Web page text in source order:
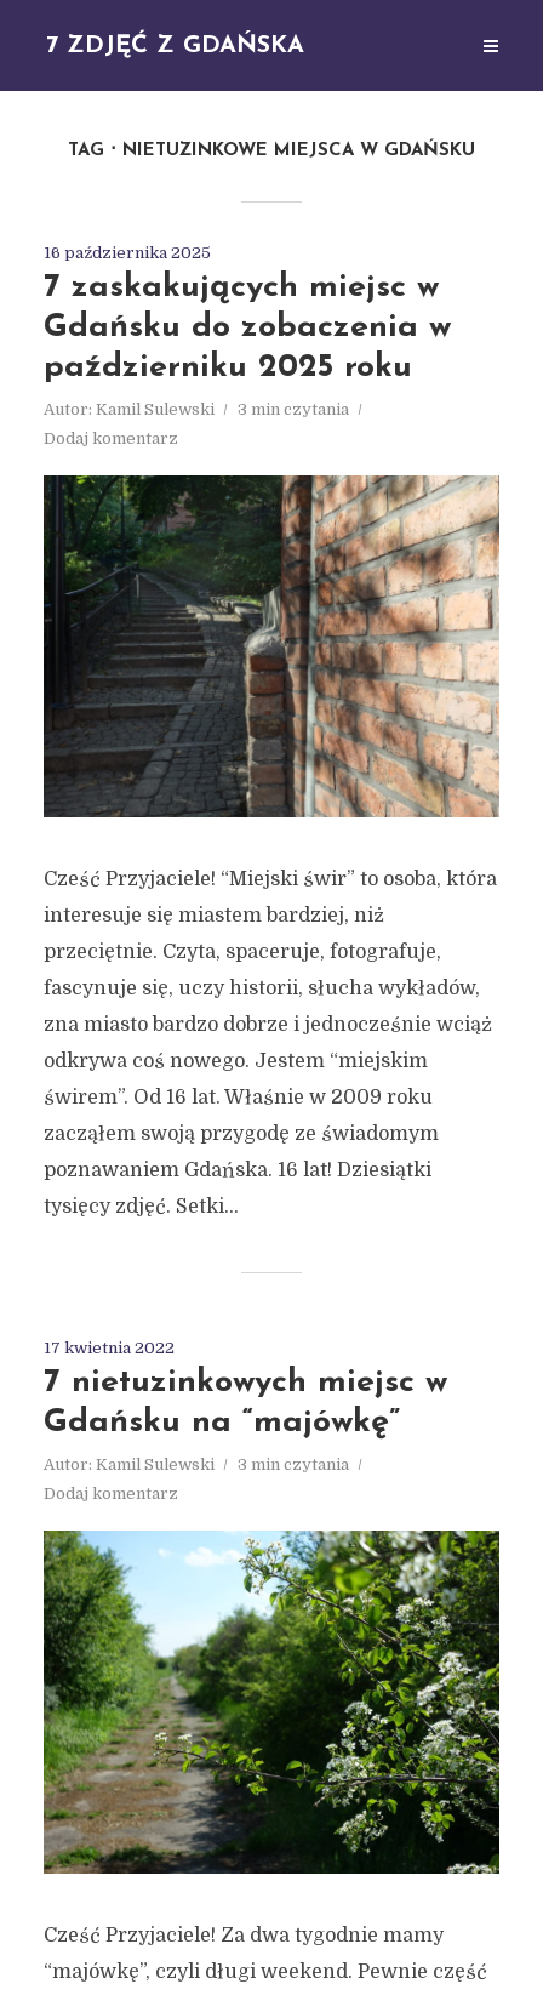
7 ZDJĘĆ Z GDAŃSKA
TAG NIETUZINKOWE MIEJSCA W GDAŃSKU
16 października 2025
7 zaskakujących miejsc w
Gdańsku do zobaczenia w
październiku 2025 roku
Autor: Kamil Sulewski
3 min czytania
Dodaj komentarz
Cześć Przyjaciele! “Miejski świr” to osoba, która
interesuje się miastem bardziej, niż
przeciętnie. Czyta, spaceruje, fotografuje,
fascynuje się, uczy historii, słucha wykładów,
zna miasto bardzo dobrze i jednocześnie wciąż
odkrywa coś nowego. Jestem “miejskim
świrem”. Od 16 lat. Właśnie w 2009 roku
zacząłem swoją przygodę ze świadomym
poznawaniem Gdańska. 16 lat! Dziesiątki
tysięcy zdjęć. Setki...
17 kwietnia 2022
7 nietuzinkowych miejsc w
Gdańsku na “majówkę”
Autor: Kamil Sulewski
3 min czytania
Dodaj komentarz
Cześć Przyjaciele! Za dwa tygodnie mamy
“majówkę”, czyli długi weekend. Pewnie część